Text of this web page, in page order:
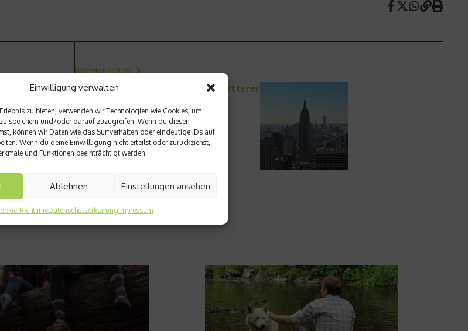
Einwilligung verwalten
zu bieten, verwenden wir Technologien wie Cookies, um
speichern und/oder darauf zuzugreifen. Wenn du diesen
können wir Daten wie das Surfverhalten oder eindeutige IDs auf
Wenn du deine Einwillligung nicht erteilst oder zurückziehst,
und Funktionen beeinträchtigt werden.
Ablehnen Einstellungen ansehen
RichtlinieDatenschutzerklärungImpressum
Nächster Beitrag
Buildering – Moderne Fassadenkletterer